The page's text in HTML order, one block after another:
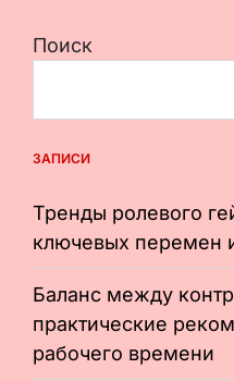
Поиск
ЗАПИСИ
Тренды ролевого
ключевых перемен
Баланс между
практические
рабочего времени